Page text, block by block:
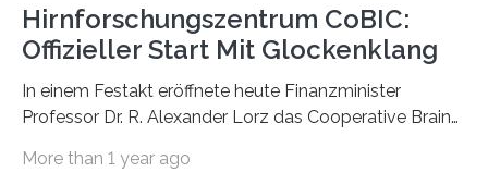
Hirnforschungszentrum CoBIC:
Offizieller Start Mit Glockenklang
In einem Festakt eröffnete heute Finanzminister
Professor Dr. R. Alexander Lorz das Cooperative Brain
der Goethe-Universität Frankfurt. Das CoBIC ist eine
More than 1 year ago